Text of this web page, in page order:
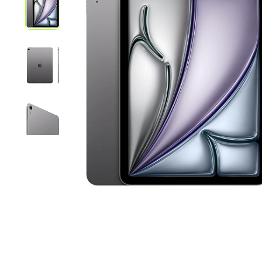
iPhone 11
iPhone SE
Poco
F Series
M Series
X Series